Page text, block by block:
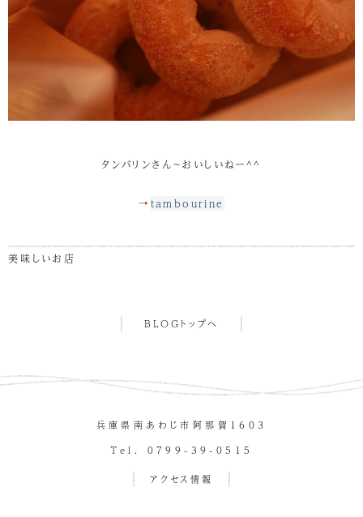
タンバリンさん～おいしいねー^^
→tambourine
美味しいお店
BLOGトップへ
兵庫県南あわじ市阿那賀１６０３
Tel. 0799-39-0515
アクセス情報